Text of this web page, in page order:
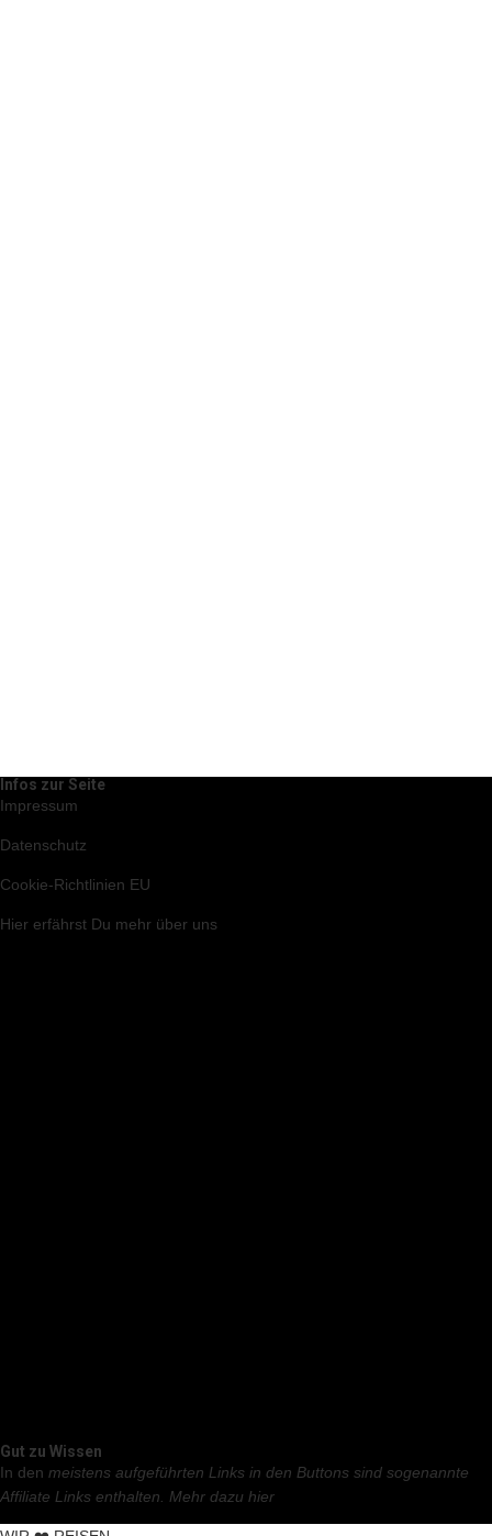
Infos zur Seite
Impressum
Datenschutz
Cookie-Richtlinien EU
Hier erfährst Du mehr über uns
Gut zu Wissen
In den meistens aufgeführten Links in den Buttons sind sogenannte
Affiliate Links enthalten. Mehr dazu hier